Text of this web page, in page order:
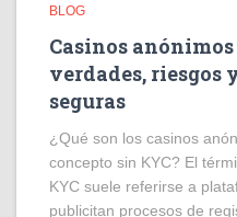
BLOG
Casinos
verdades,
seguras
¿Qué son los casinos
concepto sin KYC? El
KYC suele referirse a
publicitan procesos de